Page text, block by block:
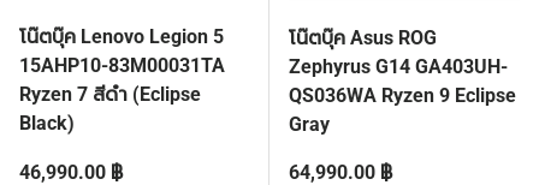
โน๊ตบุ๊ค Lenovo Legion 5
15AHP10-83M00031TA
Ryzen 7 สีดำ (Eclipse
Black)
ราคาปกติ
46,990.00 ฿
โน๊ตบุ๊ค Asus ROG
Zephyrus G14 GA403UH-
QS036WA Ryzen 9 Eclipse
Gray
ราคาปกติ
64,990.00 ฿